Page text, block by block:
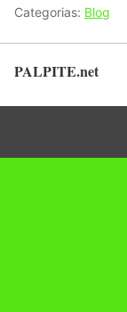
Categorias: Blog
PALPITE.net